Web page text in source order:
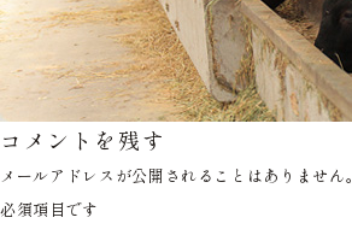
コメントを残す
メールアドレスが公開されることはありません。
必須項目です